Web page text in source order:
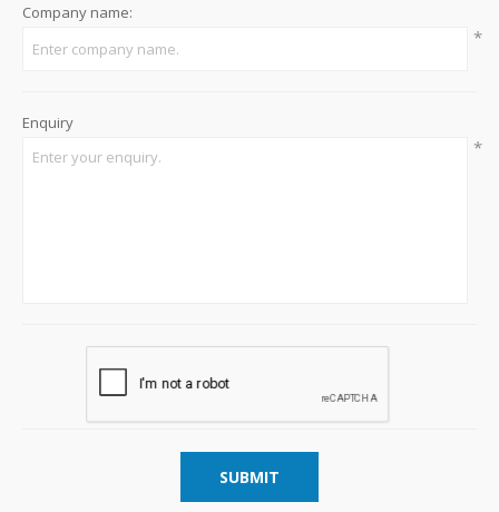
Company name:
*
Enquiry
*
SUBMIT